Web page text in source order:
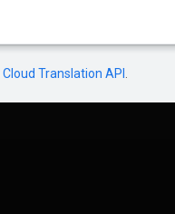
Cloud Translation API